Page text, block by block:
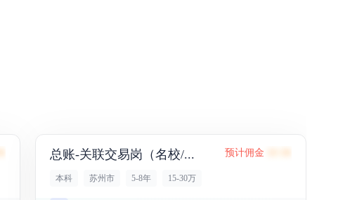
总账-关联交易岗（名校/... 预计佣金
本科 苏州市 5-8年 15-30万